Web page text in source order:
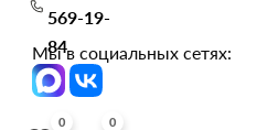
569-19-
84
Мы в социальных сетях:
0 0